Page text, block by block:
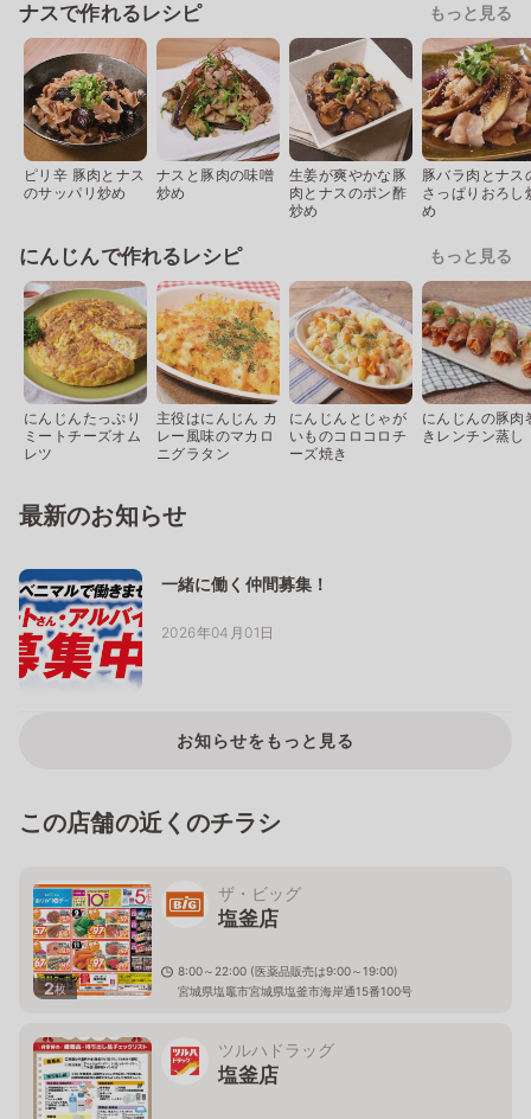
ナスで作れるレシピ もっと見る
ピリ辛 豚肉とナス
のサッパリ炒め
ナスと豚肉の味噌
炒め
生姜が爽やかな豚
肉とナスのポン酢
炒め
豚バラ肉とナス
さっぱりおろし
め
にんじんで作れるレシピ もっと見る
にんじんたっぷり
ミートチーズオム
レツ
主役はにんじん カ
レー風味のマカロ
ニグラタン
にんじんとじゃが
いものコロコロチ
ーズ焼き
にんじんの豚肉
きレンチン蒸し
最新のお知らせ
一緒に働く仲間募集！
2026年04月01日
お知らせをもっと見る
この店舗の近くのチラシ
2枚
ザ・ビッグ
塩釜店
8:00～22:00 (医薬品販売は9:00～19:00)
宮城県塩竈市宮城県塩釜市海岸通15番100号
ツルハドラッグ
塩釜店